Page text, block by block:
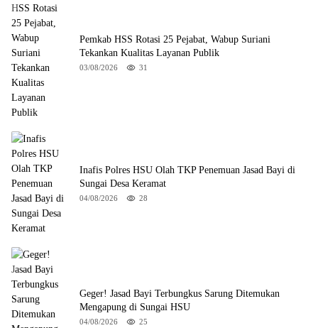
Pemkab HSS Rotasi 25 Pejabat, Wabup Suriani
Tekankan Kualitas Layanan Publik
03/08/2026 31
Inafis Polres HSU Olah TKP Penemuan Jasad Bayi di
Sungai Desa Keramat
04/08/2026 28
Geger! Jasad Bayi Terbungkus Sarung Ditemukan
Mengapung di Sungai HSU
04/08/2026 25